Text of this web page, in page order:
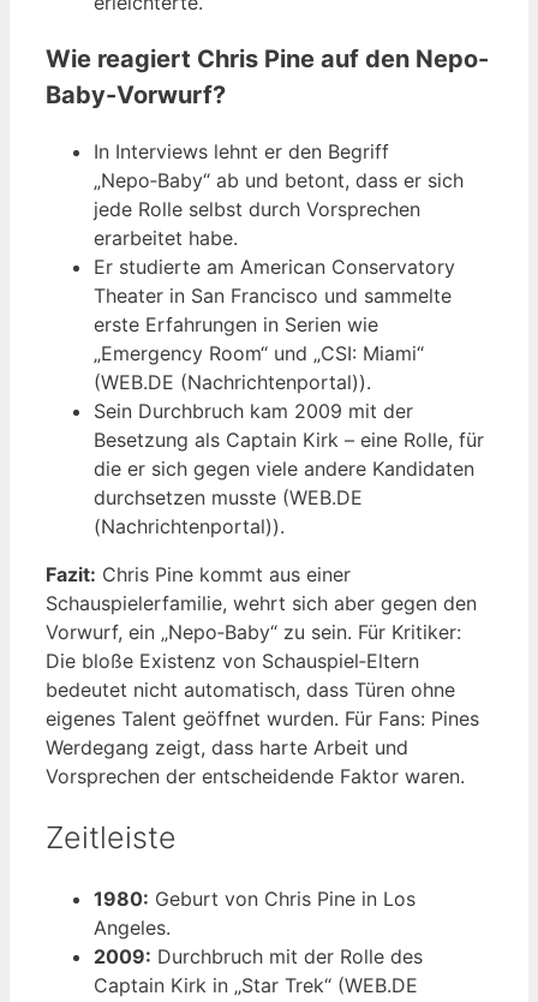
Wie reagiert Chris Pine auf den Nepo-
Baby-Vorwurf?
In Interviews lehnt er den Begriff
„Nepo‑Baby“ ab und betont, dass er sich
jede Rolle selbst durch Vorsprechen
erarbeitet habe.
Er studierte am American Conservatory
Theater in San Francisco und sammelte
erste Erfahrungen in Serien wie
„Emergency Room“ und „CSI: Miami“
(WEB.DE (Nachrichtenportal)).
Sein Durchbruch kam 2009 mit der
Besetzung als Captain Kirk – eine Rolle, für
die er sich gegen viele andere Kandidaten
durchsetzen musste (WEB.DE
(Nachrichtenportal)).
Fazit: Chris Pine kommt aus einer
Schauspielerfamilie, wehrt sich aber gegen den
Vorwurf, ein „Nepo‑Baby“ zu sein. Für Kritiker:
Die bloße Existenz von Schauspiel‑Eltern
bedeutet nicht automatisch, dass Türen ohne
eigenes Talent geöffnet wurden. Für Fans: Pines
Werdegang zeigt, dass harte Arbeit und
Vorsprechen der entscheidende Faktor waren.
Zeitleiste
1980: Geburt von Chris Pine in Los
Angeles.
2009: Durchbruch mit der Rolle des
Captain Kirk in „Star Trek“ (WEB.DE